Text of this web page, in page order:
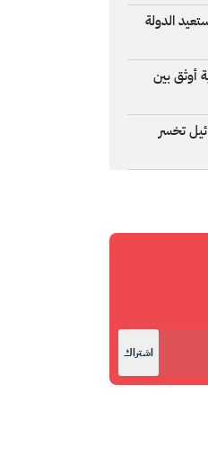
الدولة
أوثق بين
تخسر
اشتراك